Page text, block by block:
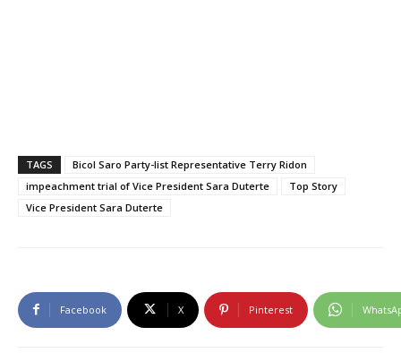
TAGS
Bicol Saro Party-list Representative Terry Ridon
impeachment trial of Vice President Sara Duterte
Top Story
Vice President Sara Duterte
Facebook X Pinterest